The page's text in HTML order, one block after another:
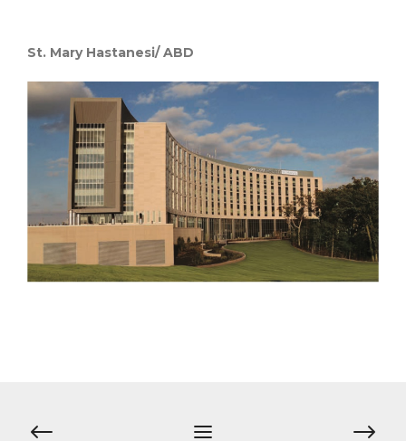
St. Mary Hastanesi/ ABD
Post